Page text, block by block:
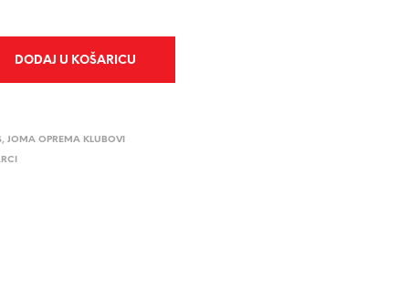
DODAJ U KOŠARICU
,JOMA OPREMA KLUBOVI